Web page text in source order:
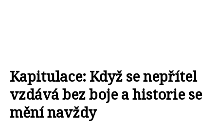
Kapitulace: Když se nepřítel
vzdává bez boje a historie se
mění navždy